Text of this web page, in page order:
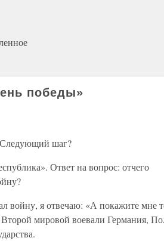
победы»
шаг?
Ответ на вопрос: отчего
войну, я отвечаю: «А покажите мне
мировой воевали Германия,